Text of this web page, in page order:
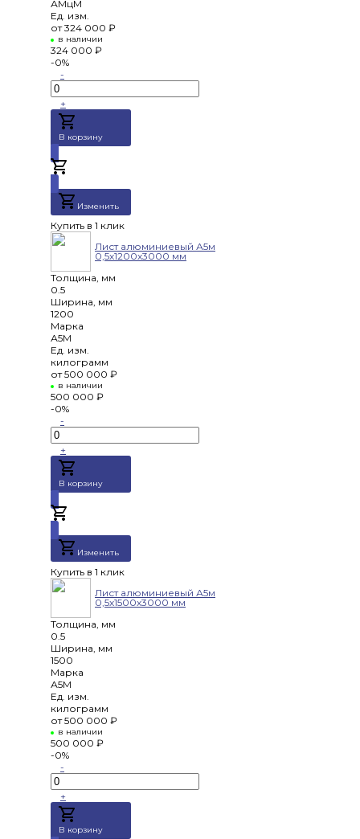
АМцМ
Ед. изм.
от 324 000 ₽
в наличии
324 000 ₽
-0%
-
+
В корзину
Изменить
Купить в 1 клик
Лист алюминиевый А5м
0,5х1200х3000 мм
Толщина, мм
0.5
Ширина, мм
1200
Марка
А5М
Ед. изм.
килограмм
от 500 000 ₽
в наличии
500 000 ₽
-0%
-
+
В корзину
Изменить
Купить в 1 клик
Лист алюминиевый А5м
0,5х1500х3000 мм
Толщина, мм
0.5
Ширина, мм
1500
Марка
А5М
Ед. изм.
килограмм
от 500 000 ₽
в наличии
500 000 ₽
-0%
-
+
В корзину